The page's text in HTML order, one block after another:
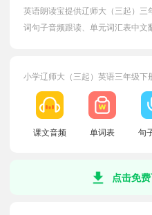
英语朗读宝提供辽师大（三起）
词句子音频跟读、单元词汇表中文
小学辽师大（三起）英语三年级下
课文音频 单词表 句
点击免